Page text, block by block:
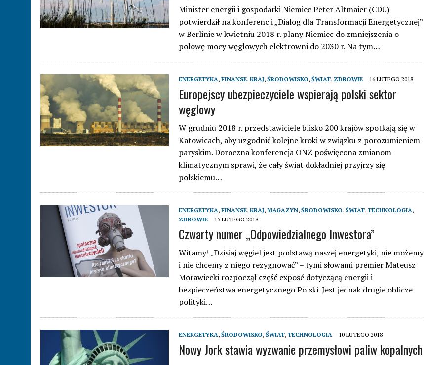
Minister energii i gospodarki Niemiec Peter Altmaier (CDU)
potwierdził na konferencji „Dialog dla Transformacji Energetycznej”
w Berlinie w kwietniu 2018 r. plany Niemiec do zmniejszenia o
połowę mocy węglowych elektrowni do 2030 r. Na tym…
ENERGETYKA, FINANSE, KRAJ, ŚRODOWISKO, ŚWIAT, ZDROWIE 16 LUTEGO 2018
Europejscy ubezpieczyciele wspierają polski sektor
węglowy
W grudniu 2018 r. przedstawiciele blisko 200 krajów spotkają się w
Katowicach, aby uzgodnić kolejne kroki w związku z porozumieniem
paryskim. Doroczna konferencja ONZ poświęcona zmianom
klimatycznym sprawi, że cały świat dokładniej przyjrzy się
polskiemu…
ENERGETYKA, FINANSE, KRAJ, MAGAZYN, ŚRODOWISKO, ŚWIAT, TECHNOLOGIA,
ZDROWIE
15 LUTEGO 2018
Czwarty numer „Odpowiedzialnego Inwestora”
Witamy! „Dzisiaj węgiel jest podstawą naszej energetyki, nie możemy
i nie chcemy z niego rezygnować” – tymi słowami premier Mateusz
Morawiecki rozpoczął część exposé dotyczącą energii i
bezpieczeństwa energetycznego Polski. Jest jednak drugie oblicze
polityki…
ENERGETYKA, ŚRODOWISKO, ŚWIAT, TECHNOLOGIA 10 LUTEGO 2018
Nowy Jork stawia wyzwanie przemysłowi paliw kopalnych